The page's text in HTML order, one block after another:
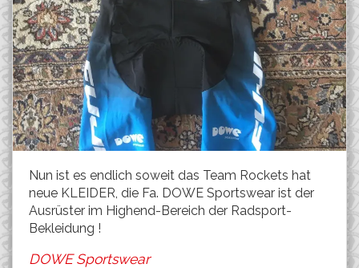
Nun ist es endlich soweit das Team Rockets hat
neue KLEIDER, die Fa. DOWE Sportswear ist der
Ausrüster im Highend-Bereich der Radsport-
Bekleidung !
DOWE Sportswear